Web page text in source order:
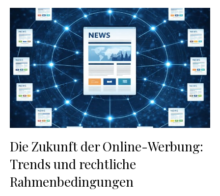
Die Zukunft der Online-Werbung:
Trends und rechtliche
Rahmenbedingungen